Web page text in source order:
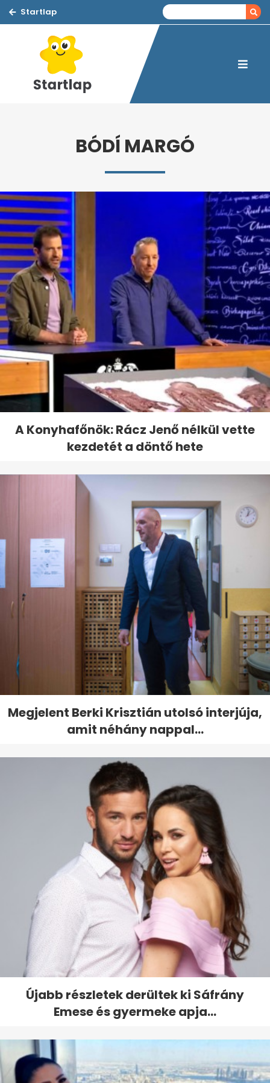
Startlap
BÓDÍ MARGÓ
A Konyhafőnök: Rácz Jenő nélkül vette
kezdetét a döntő hete
Megjelent Berki Krisztián utolsó interjúja,
amit néhány nappal...
Újabb részletek derültek ki Sáfrány
Emese és gyermeke apja...